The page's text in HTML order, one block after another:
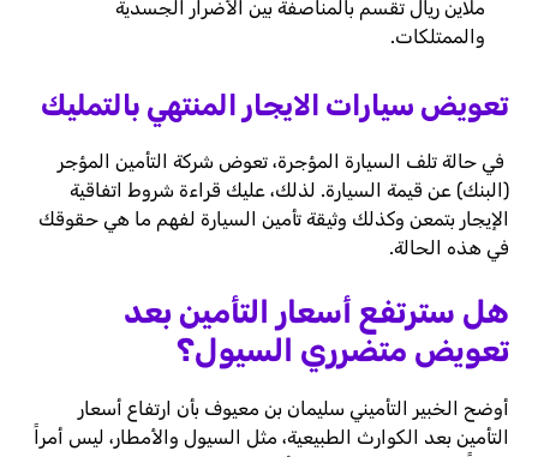
ملاين ريال تقسم بالمناصفة بين الأضرار الجسدية
والممتلكات.
تعويض سيارات الايجار المنتهي بالتمليك
في حالة تلف السيارة المؤجرة، تعوض شركة التأمين المؤجر
(البنك) عن قيمة السيارة. لذلك، عليك قراءة شروط اتفاقية
الإيجار بتمعن وكذلك وثيقة تأمين السيارة لفهم ما هي حقوقك
في هذه الحالة.
هل سترتفع أسعار التأمين بعد
تعويض متضرري السيول؟
أوضح الخبير التأميني سليمان بن معيوف بأن ارتفاع أسعار
التأمين بعد الكوارث الطبيعية، مثل السيول والأمطار، ليس أمراً